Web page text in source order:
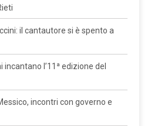
il cantautore si è spento a
incantano l’11ª edizione del
incontri con governo e